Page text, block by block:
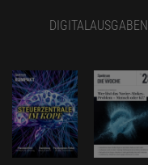
DIGITALAUSGABEN